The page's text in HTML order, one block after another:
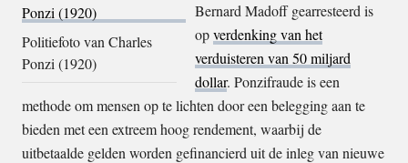
Politiefoto van Charles
Ponzi (1920)
Bernard Madoff gearresteerd is
opverdenking van het
verduisteren van 50 miljard
dollar. Ponzifraude is een
methode om mensen op te lichten door een belegging aan te
bieden met een extreem hoog rendement, waarbij de
uitbetaalde gelden worden gefinancierd uit de inleg van nieuwe